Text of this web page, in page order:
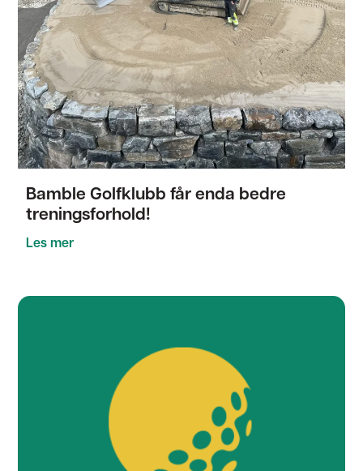
Bamble Golfklubb får enda bedre
treningsforhold!
Les mer